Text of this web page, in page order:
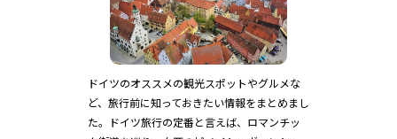
ドイツのオススメの観光スポットやグルメな
ど、旅行前に知っておきたい情報をまとめまし
た。ドイツ旅行の定番と言えば、ロマンチッ